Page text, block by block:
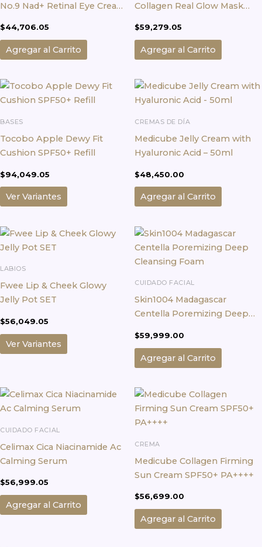
No.9 Nad+ Retinal Eye Cream
$44,706.05
Agregar al Carrito
Collagen Real Glow Mask
$59,279.05
Agregar al Carrito
BASES
Tocobo Apple Dewy Fit
Cushion SPF50+ Refill
$94,049.05
Ver Variantes
Este
producto
tiene
múltiples
variantes.
Las
se
pueden
elegir
la
página
producto
CREMAS DE DÍA
Medicube Jelly Cream with
Hyaluronic Acid – 50ml
$48,450.00
Agregar al Carrito
LABIOS
Fwee Lip & Cheek Glowy
Jelly Pot SET
$56,049.05
Ver Variantes
Este
producto
tiene
múltiples
variantes.
Las
se
pueden
elegir
página
de
CUIDADO FACIAL
Skin1004 Madagascar
Centella Poremizing Deep
$59,999.00
Agregar al Carrito
CUIDADO FACIAL
Celimax Cica Niacinamide Ac
Calming Serum
$56,999.05
Agregar al Carrito
CREMA
Medicube Collagen Firming
Sun Cream SPF50+ PA++++
$56,699.00
Agregar al Carrito